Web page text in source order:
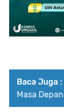
Baca Juga :
Masa Depan